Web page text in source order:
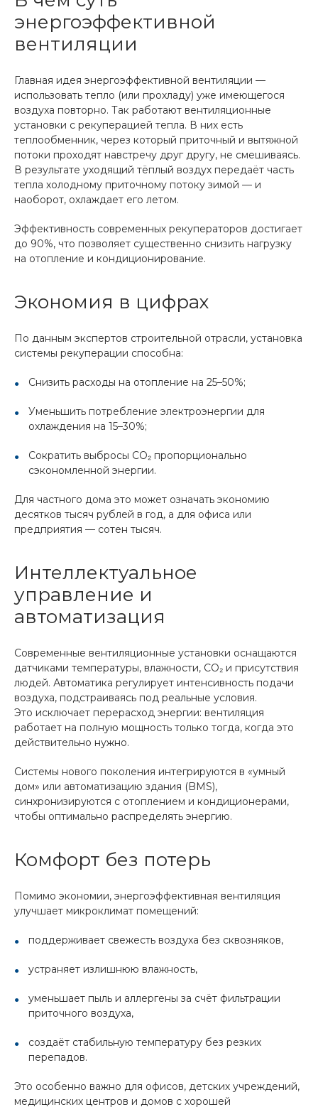
энергоэффективной
вентиляции
Главная идея энергоэффективной вентиляции —
использовать тепло (или прохладу) уже имеющегося
воздуха повторно. Так работают вентиляционные
установки с рекуперацией тепла. В них есть
теплообменник, через который приточный и вытяжной
потоки проходят навстречу друг другу, не смешиваясь.
В результате уходящий тёплый воздух передаёт часть
тепла холодному приточному потоку зимой — и
наоборот, охлаждает его летом.
Эффективность современных рекуператоров достигает
до 90%, что позволяет существенно снизить нагрузку
на отопление и кондиционирование.
Экономия в цифрах
По данным экспертов строительной отрасли, установка
системы рекуперации способна:
Снизить расходы на отопление на 25–50%;
Уменьшить потребление электроэнергии для
охлаждения на 15–30%;
Сократить выбросы CO₂ пропорционально
сэкономленной энергии.
Для частного дома это может означать экономию
десятков тысяч рублей в год, а для офиса или
предприятия — сотен тысяч.
Интеллектуальное
управление и
автоматизация
Современные вентиляционные установки оснащаются
датчиками температуры, влажности, CO₂ и присутствия
людей. Автоматика регулирует интенсивность подачи
воздуха, подстраиваясь под реальные условия.
Это исключает перерасход энергии: вентиляция
работает на полную мощность только тогда, когда это
действительно нужно.
Системы нового поколения интегрируются в «умный
дом» или автоматизацию здания (BMS),
синхронизируются с отоплением и кондиционерами,
чтобы оптимально распределять энергию.
Комфорт без потерь
Помимо экономии, энергоэффективная вентиляция
улучшает микроклимат помещений:
поддерживает свежесть воздуха без сквозняков,
устраняет излишнюю влажность,
уменьшает пыль и аллергены за счёт фильтрации
приточного воздуха,
создаёт стабильную температуру без резких
перепадов.
Это особенно важно для офисов, детских учреждений,
медицинских центров и домов с хорошей